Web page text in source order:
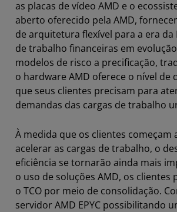
as placas de vídeo AMD e o
aberto oferecido pela AMD,
de arquitetura flexível para a era da
de trabalho financeiras em
modelos de risco a precificação,
o hardware AMD oferece o nível de
que seus clientes precisam para
demandas das cargas de trabalho
À medida que os clientes começam
acelerar as cargas de trabalho, o
eficiência se tornarão ainda mais
o uso de soluções AMD, os
o TCO por meio de consolidação.
servidor AMD EPYC possibilitando